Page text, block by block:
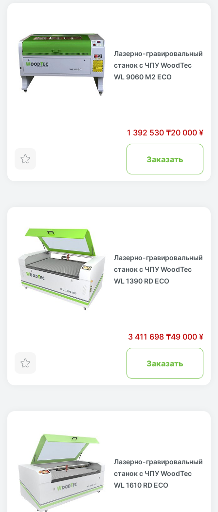
Лазерно-гравировальный
станок с ЧПУ WoodTec
WL 9060 M2 ECO
1 392 530 ₸20 000 ¥
Заказать
Лазерно-гравировальный
станок с ЧПУ WoodTec
WL 1390 RD ECO
3 411 698 ₸49 000 ¥
Заказать
Лазерно-гравировальный
станок с ЧПУ WoodTec
WL 1610 RD ECO